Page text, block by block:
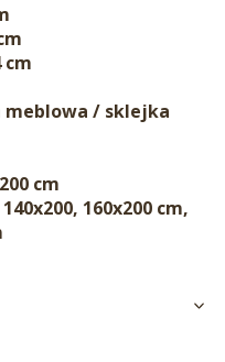
cm
meblowa / sklejka
cm
140x200, 160x200 cm,